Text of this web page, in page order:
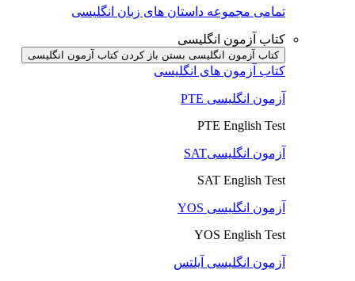
تمامی مجموعه داستان های زبان انگلیسی
کتاب آزمون انگلیسی
کتاب آزمون انگلیسی بستن باز کردن کتاب آزمون انگلیسی
کتاب آزمون های انگلیسی
آزمون انگلیسی PTE
PTE English Test
آزمون انگلیسیSAT
SAT English Test
آزمون انگلیسی YOS
YOS English Test
آزمون انگلیسی آیلتس